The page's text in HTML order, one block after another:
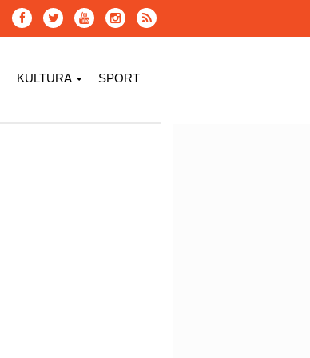
KULTURA SPORT